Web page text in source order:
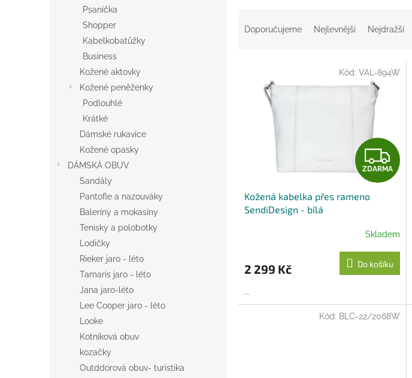
Psaníčka
Shopper
Kabelkobatůžky
Business
Kožené aktovky
Kožené peněženky
Podlouhlé
Krátké
Dámské rukavice
Kožené opasky
DÁMSKÁ OBUV
Sandály
Pantofle a nazouváky
Baleríny a mokasíny
Tenisky a polobotky
Lodičky
Rieker jaro - léto
Tamaris jaro - léto
Jana jaro-léto
Lee Cooper jaro - léto
Looke
Kotníková obuv
kozačky
Outddorová obuv- turistika
Doporučujeme Nejlevnější Nejdražší
Z
D
R
M
A
ZDARMA
Kožená kabelka přes rameno
SendiDesign - bílá
Skladem
2 299 Kč Do košíku
...
Kód: VAL-894W
Kód: BLC-22/2068W